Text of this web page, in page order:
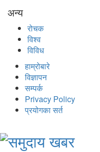
अन्य
रोचक
विश्व
विविध
हाम्रोबारे
विज्ञापन
सम्पर्क
Privacy Policy
प्रयोगका सर्त